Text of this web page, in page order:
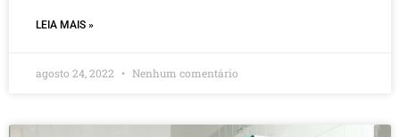
LEIA MAIS »
agosto 24, 2022 Nenhum comentário